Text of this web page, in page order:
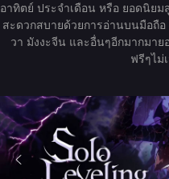
อาทิตย์ ประจำเดือน หรือ ยอดนิย
สะดวกสบายด้วยการอ่านบนมือถื
วา มังงะจีน และอื่นๆอีกมากมาย
ฟรีๆไม่